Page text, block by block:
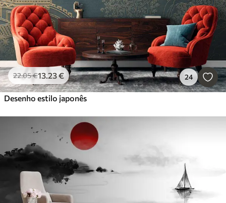
22.05€13.23€ 24
Desenho estilo japonês